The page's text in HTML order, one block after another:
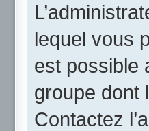
lequel vous
est possible
groupe dont
Contactez